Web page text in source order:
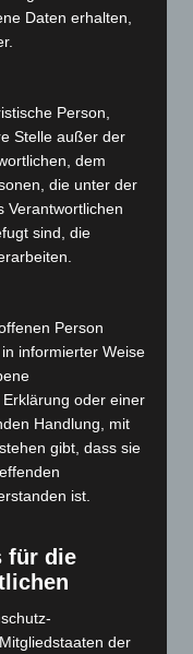
Daten erhalten,
Person,
Stelle außer der
dem
die unter der
Verantwortlichen
sind, die
Person
informierter Weise
oder einer
Handlung, mit
gibt, dass sie
ist.
für die
der